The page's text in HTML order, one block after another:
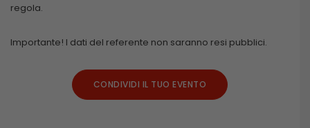
regola.
Importante! I dati del referente non saranno resi pubblici.
CONDIVIDI IL TUO EVENTO